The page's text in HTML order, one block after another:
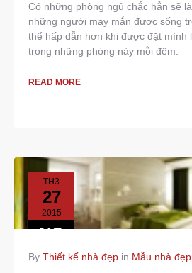
Có những phòng ngủ chắc hẳn sẽ
những người may mắn được sống
thể hấp dẫn hơn khi được đặt mình
trong những phòng này mỗi đêm.
READ MORE
TH3
27
2015
NO
By Thiết kế nhà đẹp in Mẫu nhà đẹp